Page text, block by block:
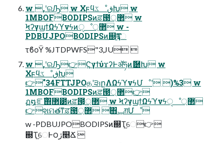
w ,ʹରԠ w ΧϝϥػೳڧԽ w
1MBOFBODIPSͷਫ਼౓޲্ w
ϞʔγϣϯΩϟϓνϟͷੑೳ޲্ w -
PDBUJPOBODIPSͷ஍Ҭ֦େ
τϐοΫ %JTDPWFS"3,JU 
w ,ʹରԠ👉ϚγϯύϫʔͰॲཧͷޮ཰Խ w
ΧϝϥػೳڧԽ
👉"34FTTJPOதʹ੩ࢭըΛΩϟϓνϟՄೳʹ )%3 w
1MBOFBODIPSͷਫ਼౓޲্👉
ฏ໘ೝࣝ΍ํ޲౳ͷਫ਼౓͕޲্ w ϞʔγϣϯΩϟϓνϟੑೳ޲্
👉શମతͳਫ਼౓޲্ ࣖ΋ݕग़Մೳ
w -PDBUJPOBODIPSͷ஍Ҭ֦େ👉
஍Ҭ֦େͰ౦ژ௥Ճ 